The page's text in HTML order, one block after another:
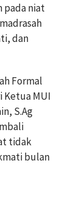
pada niat
dan
Formal
Ketua MUI
S.Ag
tidak
bulan